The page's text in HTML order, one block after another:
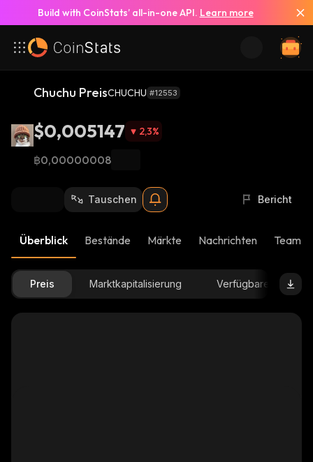
Build with CoinStats’ all-in-one API. Learn more
Chuchu PreisCHUCHU #12553
$0,005147 2,3%
฿0,00000008
Tauschen Bericht
Überblick Bestände Märkte Nachrichten Team-
Preis Marktkapitalisierung Verfügbare Menge